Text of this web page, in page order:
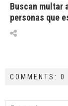
Buscan multar
personas que
COMMENTS: 0